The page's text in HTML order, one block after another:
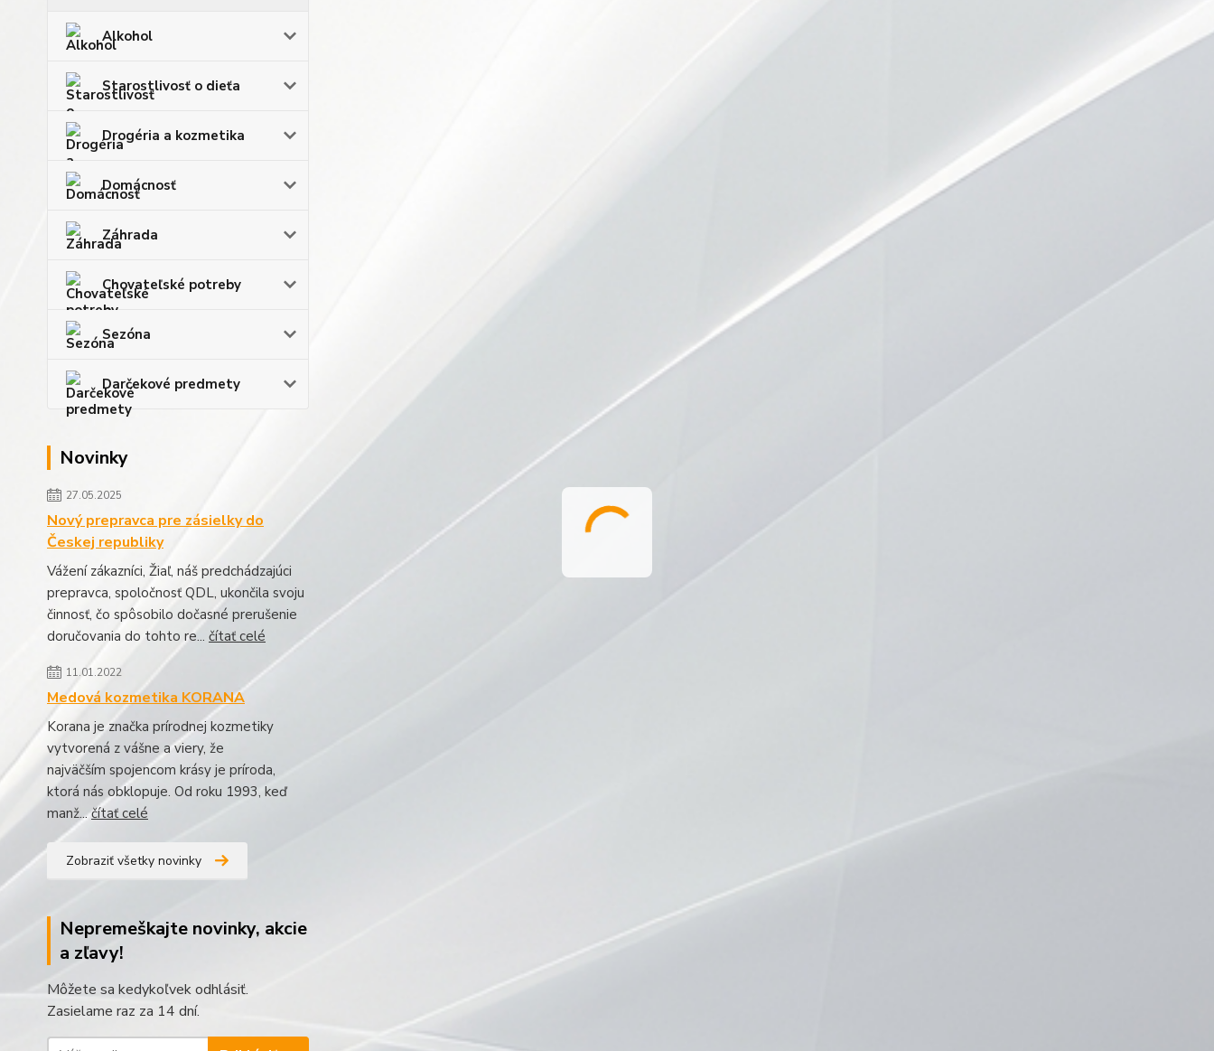
Alkohol
Starostlivosť o dieťa
Drogéria a kozmetika
Domácnosť
Záhrada
Chovateľské potreby
Sezóna
Darčekové predmety
Novinky
27.05.2025
Nový prepravca pre zásielky do
Českej republiky
Vážení zákazníci, Žiaľ, náš predchádzajúci
prepravca, spoločnosť QDL, ukončila svoju
činnosť, čo spôsobilo dočasné prerušenie
doručovania do tohto re... čítať celé
11.01.2022
Medová kozmetika KORANA
Korana je značka prírodnej kozmetiky
vytvorená z vášne a viery, že
najväčším spojencom krásy je príroda,
ktorá nás obklopuje. Od roku 1993, keď
manž...čítať celé
Zobraziť všetky novinky
Nepremeškajte novinky, akcie
a zľavy!
Môžete sa kedykoľvek odhlásiť.
Zasielame raz za 14 dní.